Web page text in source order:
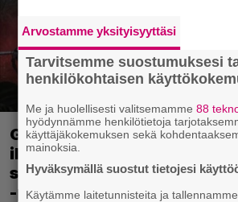
Ghost Recon 25 vuotta:
ilmaiseksi Ghost Recon:
sekä merkittävä Ghost
-päivitys
Arvostamme yksityisyyttäsi
Tarvitsemme suostumuksesi
henkilökohtaisen
Me ja huolellisesti valitsemamme88
hyödynnämme henkilötietoja
käyttäjäkokemuksen sekä
mainoksia.
Hyväksymällä suostut tietojesi
Käytämme laitetunnisteita ja